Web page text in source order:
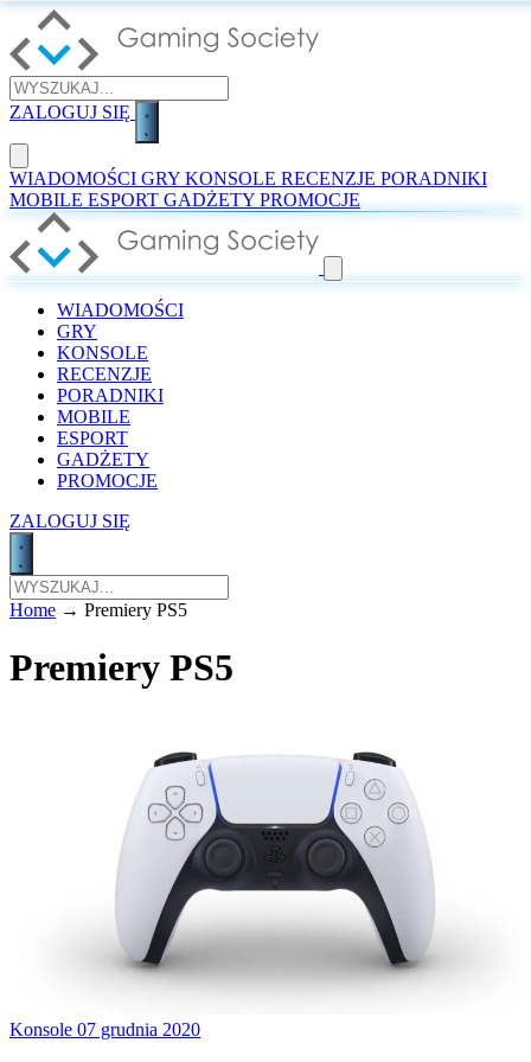
ZALOGUJ SIĘ
WIADOMOŚCI GRY KONSOLE RECENZJE PORADNIKI
MOBILE ESPORT GADŻETY PROMOCJE
WIADOMOŚCI
GRY
KONSOLE
RECENZJE
PORADNIKI
MOBILE
ESPORT
GADŻETY
PROMOCJE
ZALOGUJ SIĘ
Home → Premiery PS5
Premiery PS5
Konsole 07 grudnia 2020